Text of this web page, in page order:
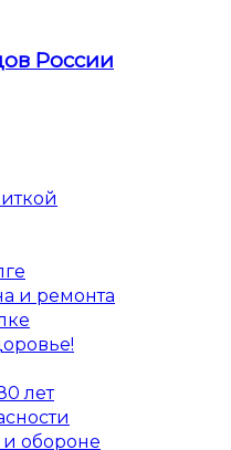
России
и ремонта
лет
и обороне